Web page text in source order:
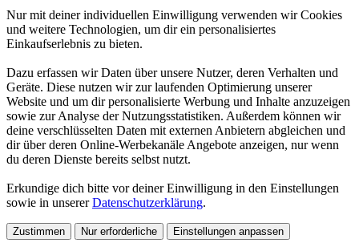
Nur mit deiner individuellen Einwilligung verwenden wir Cookies
und weitere Technologien, um dir ein personalisiertes
Einkaufserlebnis zu bieten.
Dazu erfassen wir Daten über unsere Nutzer, deren Verhalten und
Geräte. Diese nutzen wir zur laufenden Optimierung unserer
Website und um dir personalisierte Werbung und Inhalte anzuzeigen
sowie zur Analyse der Nutzungsstatistiken. Außerdem können wir
deine verschlüsselten Daten mit externen Anbietern abgleichen und
dir über deren Online-Werbekanäle Angebote anzeigen, nur wenn
du deren Dienste bereits selbst nutzt.
Erkundige dich bitte vor deiner Einwilligung in den Einstellungen
sowie in unsererDatenschutzerklärung.
Zustimmen Nur erforderliche Einstellungen anpassen